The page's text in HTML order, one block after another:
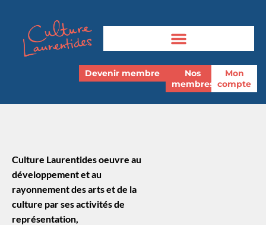
Devenir membre
Nos
membres
Mon
compte
Culture Laurentides oeuvre au
développement et au
rayonnement des arts et de la
culture par ses activités de
représentation,